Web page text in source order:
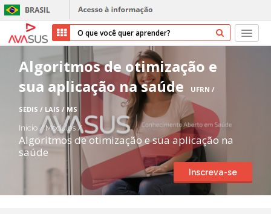
Início
Cursos
Parceiros
Sobre nós
Transparência
Algoritmos de otimização e
sua aplicação na saúde
UFRN /
SEDIS / LAIS / MS
Início / Módulos/
Algoritmos de otimização e sua aplicação na
saúde
Inscreva-se